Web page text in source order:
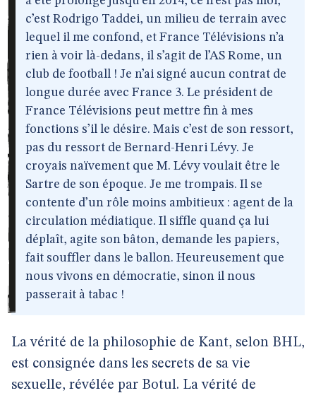
c’est Rodrigo Taddei, un milieu de terrain avec
lequel il me confond, et France Télévisions n’a
rien à voir là-dedans, il s’agit de l’AS Rome, un
club de football ! Je n’ai signé aucun contrat de
longue durée avec France 3. Le président de
France Télévisions peut mettre fin à mes
fonctions s’il le désire. Mais c’est de son ressort,
pas du ressort de Bernard-Henri Lévy. Je
croyais naïvement que M. Lévy voulait être le
Sartre de son époque. Je me trompais. Il se
contente d’un rôle moins ambitieux : agent de la
circulation médiatique. Il siffle quand ça lui
déplaît, agite son bâton, demande les papiers,
fait souffler dans le ballon. Heureusement que
nous vivons en démocratie, sinon il nous
passerait à tabac !
La vérité de la philosophie de Kant, selon BHL,
est consignée dans les secrets de sa vie
sexuelle, révélée par Botul. La vérité de